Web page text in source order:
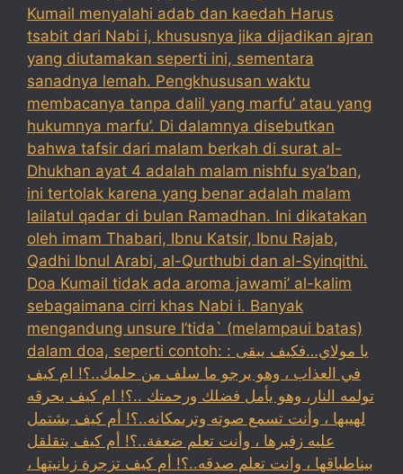
Kumail menyalahi adab dan kaedah Harus
tsabit dari Nabi i, khususnya jika dijadikan ajran
yang diutamakan seperti ini, sementara
sanadnya lemah. Pengkhususan waktu
membacanya tanpa dalil yang marfu’ atau yang
hukumnya marfu’. Di dalamnya disebutkan
bahwa tafsir dari malam berkah di surat al-
Dhukhan ayat 4 adalah malam nishfu sya’ban,
ini tertolak karena yang benar adalah malam
lailatul qadar di bulan Ramadhan. Ini dikatakan
oleh imam Thabari, Ibnu Katsir, Ibnu Rajab,
Qadhi Ibnul Arabi, al-Qurthubi dan al-Syinqithi.
Doa Kumail tidak ada aroma jawami’ al-kalim
sebagaimana cirri khas Nabi i. Banyak
mengandung unsure I’tida` (melampaui batas)
dalam doa, seperti contoh: : يا مولاي…فكيف يبقى
في العذاب ، وهو يرجو ما سلف من حلمك..؟! ام كيف
تولمه النار، وهو يأمل فضلك ورحمتك ..؟! ام كيف يحرقه
لهيبها ، وأنت تسمع صوته وترىمكانه..؟! أم كيف بشتمل
عليه زفيرها ، وأنت تعلم ضعفة..؟! أم كيف يتقلقل
بيناطباقها ، وانت تعلم صدقه..؟! أم كيف تزجرة زبانيتها ،